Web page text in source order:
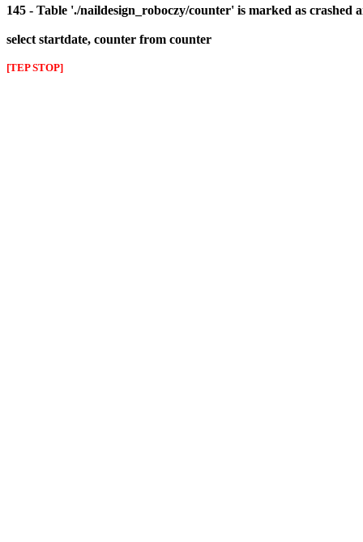
145 - Table './naildesign_roboczy/counter' is marked as crashed
select startdate, counter from counter
[TEP STOP]